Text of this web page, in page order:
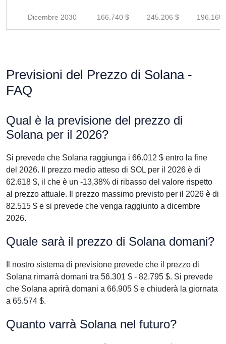
Dicembre 2030 166.740 $ 245.206 $ 196.165
Previsioni del Prezzo di Solana -
FAQ
Qual è la previsione del prezzo di
Solana per il 2026?
Si prevede che Solana raggiunga i 66.012 $ entro la fine
del 2026. Il prezzo medio atteso di SOL per il 2026 è di
62.618 $, il che è un -13,38% di ribasso del valore rispetto
al prezzo attuale. Il prezzo massimo previsto per il 2026 è di
82.515 $ e si prevede che venga raggiunto a dicembre
2026.
Quale sarà il prezzo di Solana domani?
Il nostro sistema di previsione prevede che il prezzo di
Solana rimarrà domani tra 56.301 $ - 82.795 $. Si prevede
che Solana aprirà domani a 66.905 $ e chiuderà la giornata
a 65.574 $.
Quanto varrà Solana nel futuro?